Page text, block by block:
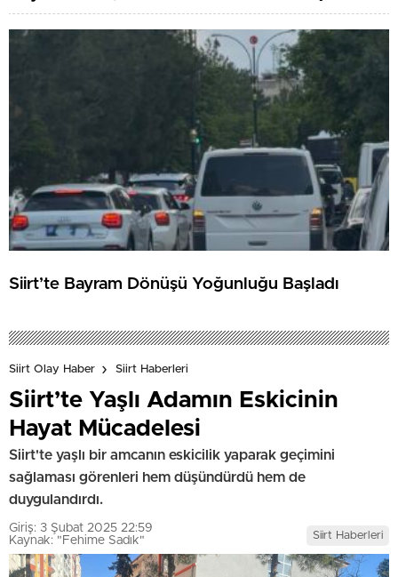
Siirt’te Bayram Dönüşü Yoğunluğu Başladı
Siirt Olay Haber Siirt Haberleri
Siirt’te Yaşlı Adamın Eskicinin
Hayat Mücadelesi
Siirt'te yaşlı bir amcanın eskicilik yaparak geçimini
sağlaması görenleri hem düşündürdü hem de
duygulandırdı.
Giriş: 3 Şubat 2025 22:59
Kaynak: "Fehime Sadık"
Siirt Haberleri